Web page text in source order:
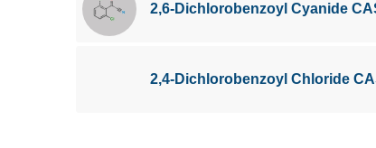
2,6-Dichlorobenzoyl Cyanide
2,4-Dichlorobenzoyl Chloride